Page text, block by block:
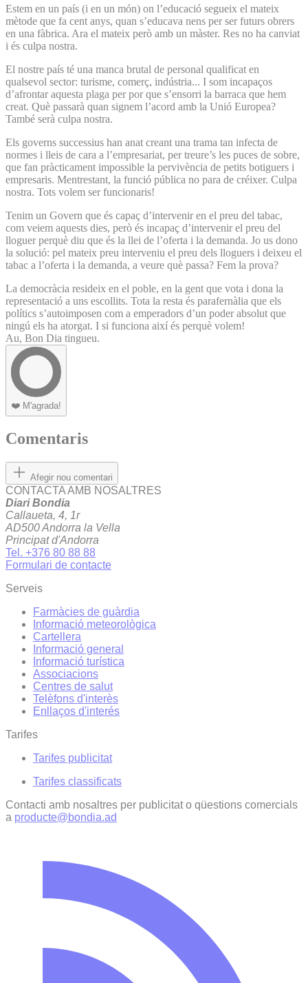
Estem en un país (i en un món) on l’educació segueix el mateix
mètode que fa cent anys, quan s’educava nens per ser futurs obrers
en una fàbrica. Ara el mateix però amb un màster. Res no ha canviat
i és culpa nostra.
El nostre país té una manca brutal de personal qualificat en
qualsevol sector: turisme, comerç, indústria... I som incapaços
d’afrontar aquesta plaga per por que s’ensorri la barraca que hem
creat. Què passarà quan signem l’acord amb la Unió Europea?
També serà culpa nostra.
Els governs successius han anat creant una trama tan infecta de
normes i lleis de cara a l’empresariat, per treure’s les puces de sobre,
que fan pràcticament impossible la pervivència de petits botiguers i
empresaris. Mentrestant, la funció pública no para de créixer. Culpa
nostra. Tots volem ser funcionaris!
Tenim un Govern que és capaç d’intervenir en el preu del tabac,
com veiem aquests dies, però és incapaç d’intervenir el preu del
lloguer perquè diu que és la llei de l’oferta i la demanda. Jo us dono
la solució: pel mateix preu interveniu el preu dels lloguers i deixeu el
tabac a l’oferta i la demanda, a veure què passa? Fem la prova?
La democràcia resideix en el poble, en la gent que vota i dona la
representació a uns escollits. Tota la resta és parafernàlia que els
polítics s’autoimposen com a emperadors d’un poder absolut que
ningú els ha atorgat. I si funciona així és perquè volem!
Au, Bon Dia tingueu.
❤️ M'agrada!
Comentaris
Afegir nou comentari
CONTACTA AMB NOSALTRES
Diari Bondia
Callaueta, 4, 1r
AD500 Andorra la Vella
Principat d'Andorra
Tel. +376 80 88 88
Formulari de contacte
Serveis
Farmàcies de guàrdia
Informació meteorològica
Cartellera
Informació general
Informació turística
Associacions
Centres de salut
Telèfons d'interès
Enllaços d'interés
Tarifes
Tarifes publicitat
Tarifes classificats
Contacti amb nosaltres per publicitat o qüestions comercials
a producte@bondia.ad